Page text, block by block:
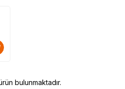
bulunmaktadır.